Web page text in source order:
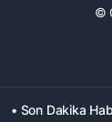
©
• Son Dakika